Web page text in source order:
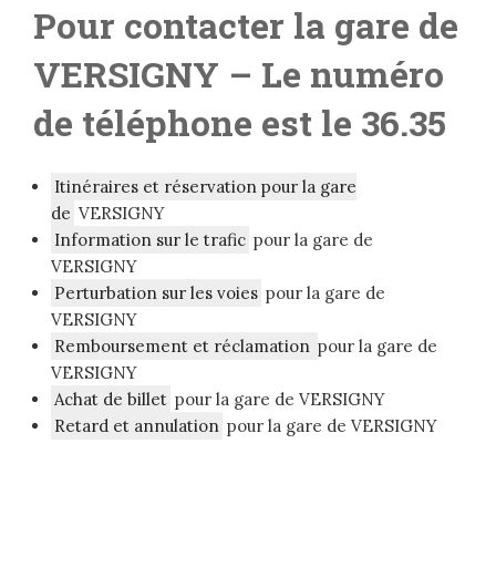
Pour contacter la gare de
VERSIGNY – Le numéro
de téléphone est le 36.35
Itinéraires et réservation pour la gare
de VERSIGNY
Information sur le trafic pour la gare de
VERSIGNY
Perturbation sur les voies pour la gare de
VERSIGNY
Remboursement et réclamation pour la gare de
VERSIGNY
Achat de billet pour la gare de VERSIGNY
Retard et annulation pour la gare de VERSIGNY